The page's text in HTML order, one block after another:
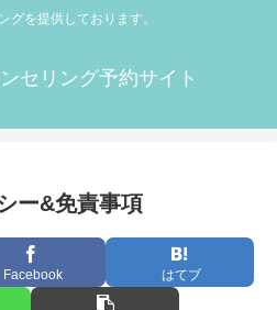
グを提供しております。
セリング予約サイト
ー&免責事項
Facebook はてブ